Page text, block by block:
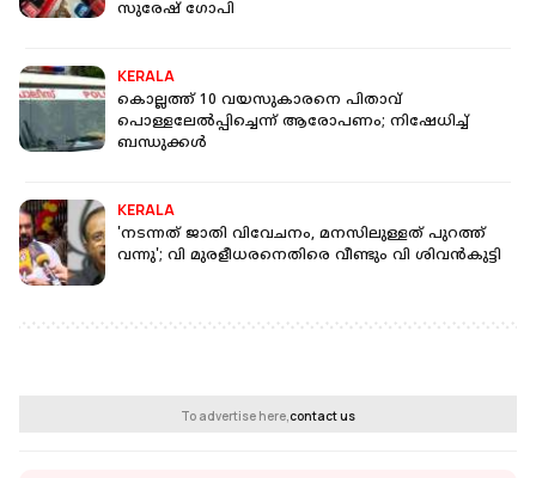
സുരേഷ് ഗോപി
KERALA
കൊല്ലത്ത് 10 വയസുകാരനെ പിതാവ്
പൊള്ളലേല്‍പ്പിച്ചെന്ന് ആരോപണം; നിഷേധിച്ച്
ബന്ധുക്കള്‍
KERALA
'നടന്നത് ജാതി വിവേചനം, മനസിലുള്ളത് പുറത്ത്
വന്നു'; വി മുരളീധരനെതിരെ വീണ്ടും വി ശിവൻകുട്ടി
To advertise here,contact us